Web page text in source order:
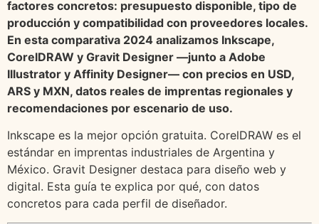
factores concretos: presupuesto disponible, tipo de
producción y compatibilidad con proveedores locales.
En esta comparativa 2024 analizamos Inkscape,
CorelDRAW y Gravit Designer —junto a Adobe
Illustrator y Affinity Designer— con precios en USD,
ARS y MXN, datos reales de imprentas regionales y
recomendaciones por escenario de uso.
Inkscape es la mejor opción gratuita. CorelDRAW es el
estándar en imprentas industriales de Argentina y
México. Gravit Designer destaca para diseño web y
digital. Esta guía te explica por qué, con datos
concretos para cada perfil de diseñador.